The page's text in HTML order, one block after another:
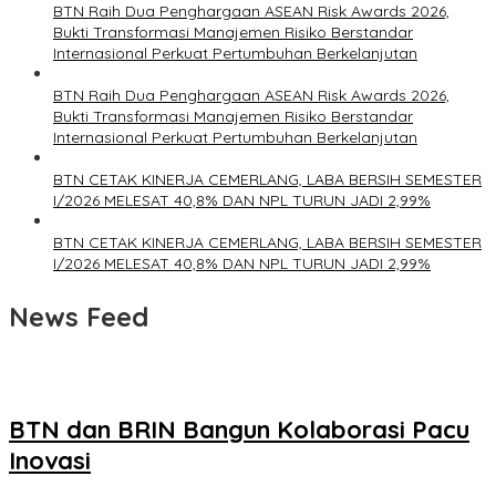
BTN Raih Dua Penghargaan ASEAN Risk Awards 2026,
Bukti Transformasi Manajemen Risiko Berstandar
Internasional Perkuat Pertumbuhan Berkelanjutan
BTN Raih Dua Penghargaan ASEAN Risk Awards 2026,
Bukti Transformasi Manajemen Risiko Berstandar
Internasional Perkuat Pertumbuhan Berkelanjutan
BTN CETAK KINERJA CEMERLANG, LABA BERSIH SEMESTER
I/2026 MELESAT 40,8% DAN NPL TURUN JADI 2,99%
BTN CETAK KINERJA CEMERLANG, LABA BERSIH SEMESTER
I/2026 MELESAT 40,8% DAN NPL TURUN JADI 2,99%
News Feed
BTN dan BRIN Bangun Kolaborasi Pacu
Inovasi